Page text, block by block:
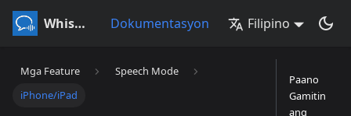
Whisperr Dokumentasyon Filipino
Mga Feature
Speech Mode
iPhone/iPad
Paano
Gamitin
ang